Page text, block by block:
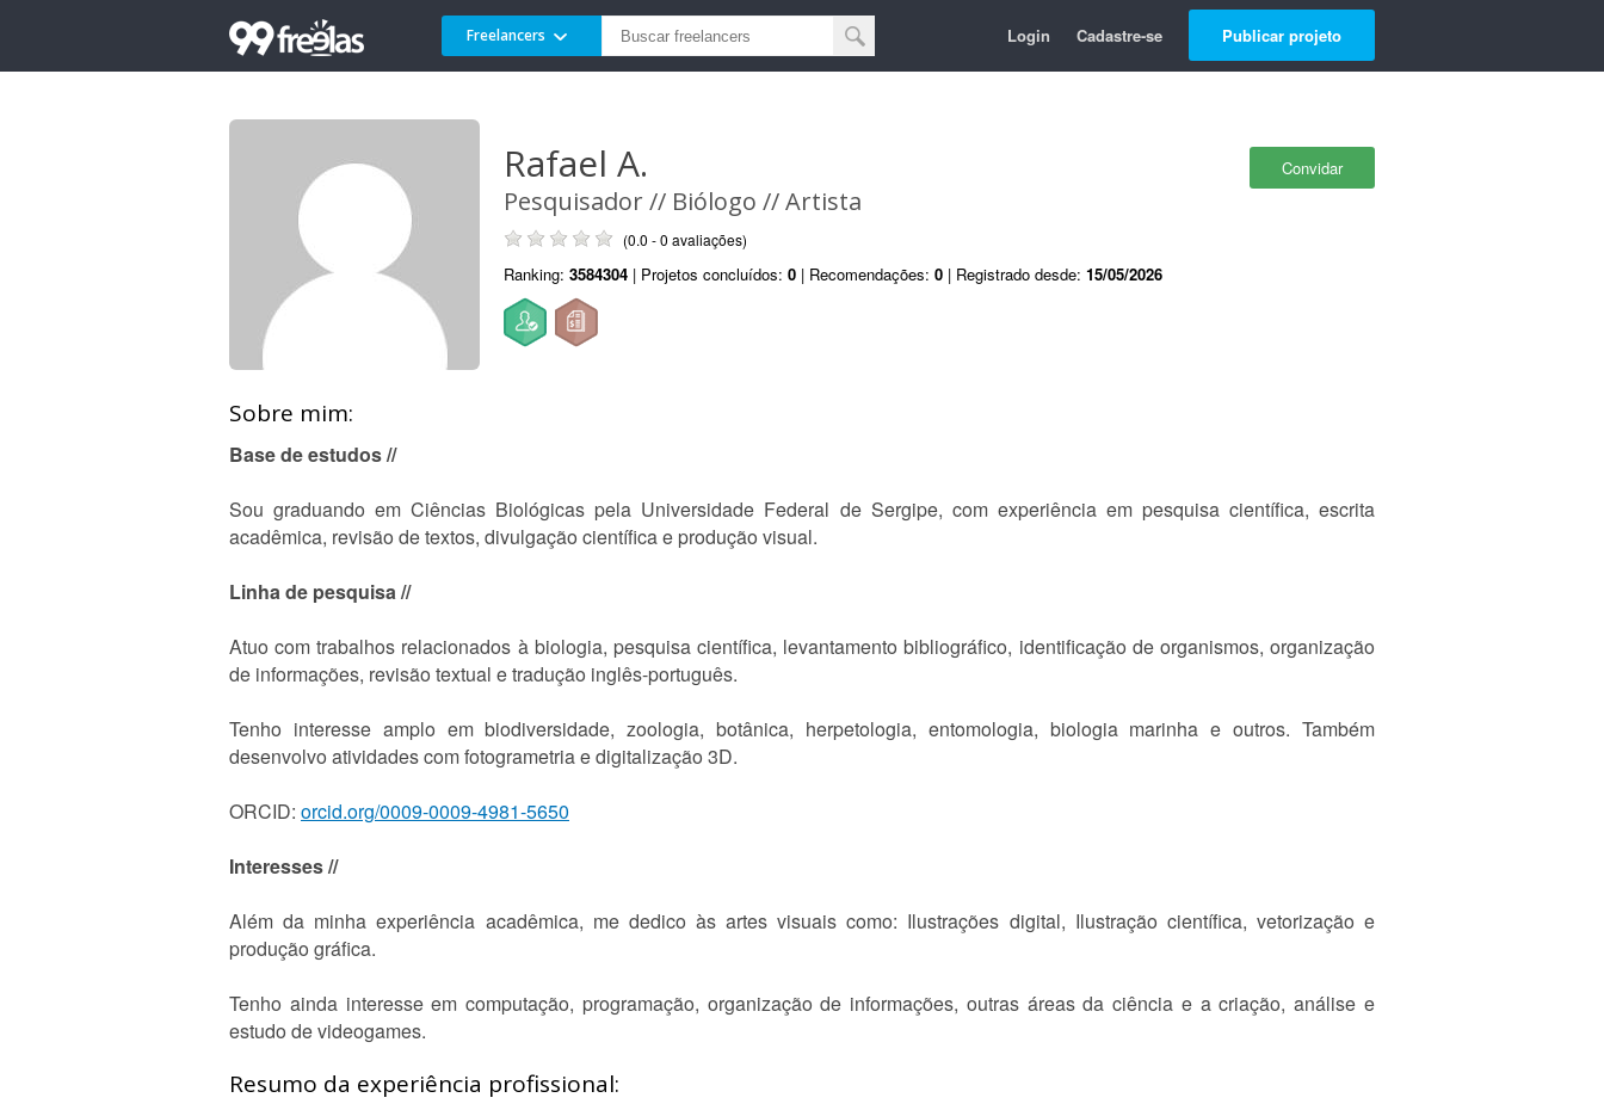
Freelancers Login Cadastre-se Publicar projeto
Convidar
Rafael A.
Pesquisador // Biólogo // Artista
(0.0 - 0 avaliações)
Ranking: 3584304 | Projetos concluídos: 0 | Recomendações: 0 | Registrado desde: 15/05/2026
Sobre mim:
Base de estudos //
Sou graduando em Ciências Biológicas pela Universidade Federal de Sergipe, com experiência em pesquisa científica, escrita
acadêmica, revisão de textos, divulgação científica e produção visual.
Linha de pesquisa //
Atuo com trabalhos relacionados à biologia, pesquisa científica, levantamento bibliográfico, identificação de organismos, organização
de informações, revisão textual e tradução inglês-português.
Tenho interesse amplo em biodiversidade, zoologia, botânica, herpetologia, entomologia, biologia marinha e outros. Também
desenvolvo atividades com fotogrametria e digitalização 3D.
ORCID: orcid.org/0009-0009-4981-5650
Interesses //
Além da minha experiência acadêmica, me dedico às artes visuais como: Ilustrações digital, Ilustração científica, vetorização e
produção gráfica.
Tenho ainda interesse em computação, programação, organização de informações, outras áreas da ciência e a criação, análise e
estudo de videogames.
Resumo da experiência profissional: